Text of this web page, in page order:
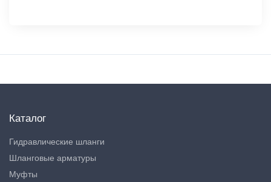
Каталог
Гидравлические шланги
Шланговые арматуры
Муфты